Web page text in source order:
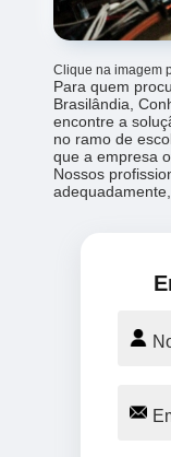
Clique na imagem
Para quem
Brasilândia,
encontre a
no ramo de
que a empresa
Nossos